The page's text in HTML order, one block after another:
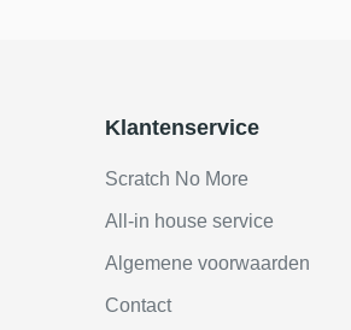
Klantenservice
Scratch No More
All-in house service
Algemene voorwaarden
Contact